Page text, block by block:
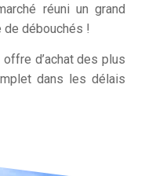
réuni un grand
de débouchés !
offre d’achat des plus
dans les délais